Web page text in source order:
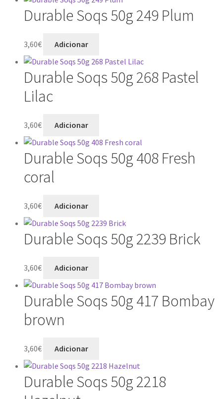
Durable Soqs 50g 249 Plum
3,60€ Adicionar
Durable Soqs 50g 268 Pastel
Lilac
3,60€ Adicionar
Durable Soqs 50g 408 Fresh
coral
3,60€ Adicionar
Durable Soqs 50g 2239 Brick
3,60€ Adicionar
Durable Soqs 50g 417 Bombay
brown
3,60€ Adicionar
Durable Soqs 50g 2218